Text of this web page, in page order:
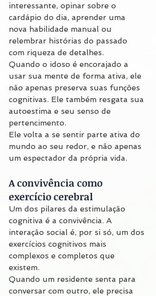
interessante, opinar sobre o
cardápio do dia, aprender uma
nova habilidade manual ou
relembrar histórias do passado
com riqueza de detalhes.
Quando o idoso é encorajado a
usar sua mente de forma ativa, ele
não apenas preserva suas funções
cognitivas. Ele também resgata sua
autoestima e seu senso de
pertencimento.
Ele volta a se sentir parte ativa do
mundo ao seu redor, e não apenas
um espectador da própria vida.
A convivência como
exercício cerebral
Um dos pilares da estimulação
cognitiva é a convivência. A
interação social é, por si só, um dos
exercícios cognitivos mais
complexos e completos que
existem.
Quando um residente senta para
conversar com outro, ele precisa